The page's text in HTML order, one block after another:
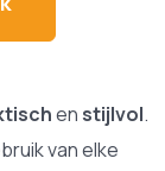
en stijlvol.
van elke